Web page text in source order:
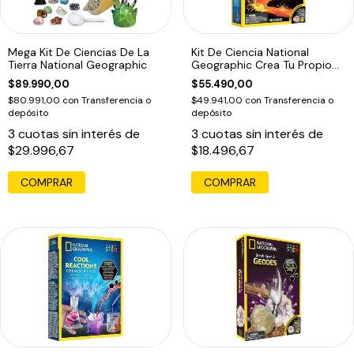
Mega Kit De Ciencias De La
Tierra National Geographic
$89.990,00
$80.991,00 con Transferencia o
depósito
3 cuotas sin interés de
$29.996,67
Kit De Ciencia National
Geographic Crea Tu Propio
Volcán
$55.490,00
$49.941,00 con Transferencia o
depósito
3 cuotas sin interés de
$18.496,67